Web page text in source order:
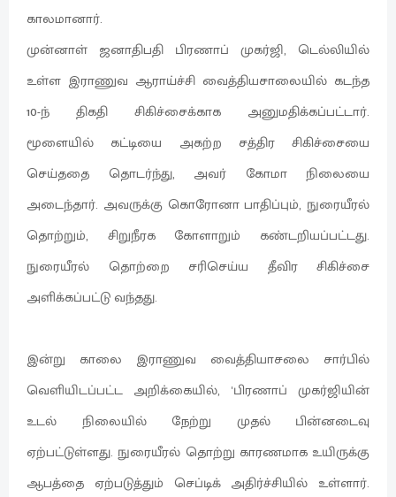
காலமானார்.
முன்னாள் ஜனாதிபதி பிரணாப் முகர்ஜி, டெல்லியில்
உள்ள இராணுவ ஆராய்ச்சி வைத்தியசாலையில் கடந்த
10-ந் திகதி சிகிச்சைக்காக அனுமதிக்கப்பட்டார்.
மூளையில் கட்டியை அகற்ற சத்திர சிகிச்சையை
செய்ததை தொடர்ந்து, அவர் கோமா நிலையை
அடைந்தார். அவருக்கு கொரோனா பாதிப்பும், நுரையீரல்
தொற்றும், சிறுநீரக கோளாறும் கண்டறியப்பட்டது.
நுரையீரல் தொற்றை சரிசெய்ய தீவிர சிகிச்சை
அளிக்கப்பட்டு வந்தது.
இன்று காலை இராணுவ வைத்தியாசலை சார்பில்
வெளியிடப்பட்ட அறிக்கையில், 'பிரணாப் முகர்ஜியின்
உடல் நிலையில் நேற்று முதல் பின்னடைவு
ஏற்பட்டுள்ளது. நுரையீரல் தொற்று காரணமாக உயிருக்கு
ஆபத்தை ஏற்படுத்தும் செப்டிக் அதிர்ச்சியில் உள்ளார்.